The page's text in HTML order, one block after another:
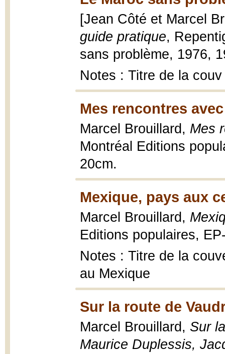
[Jean Côté et Marcel
guide pratique,
sans problème, 1976,
Notes : Titre de la couv
Mes rencontres
Marcel Brouillard, Mes
Montréal Editions
20cm.
Mexique, pays aux
Marcel Brouillard,
Editions populaires,
Notes : Titre de la
au Mexique
Sur la route de
Marcel Brouillard, Sur
Maurice Duplessis,